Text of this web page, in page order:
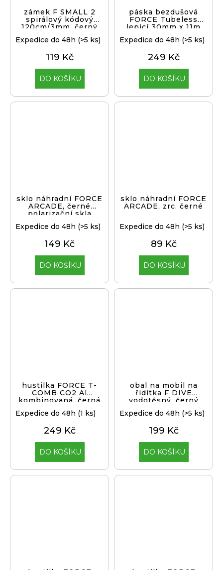
zámek F SMALL 2
spirálový kódový
120cm/3mm, černý
Expedice do 48h (>5 ks)
119 Kč
DO KOŠÍKU
páska bezdušová
FORCE Tubeless
lepicí 30mm x 11m
Expedice do 48h (>5 ks)
249 Kč
DO KOŠÍKU
sklo náhradní FORCE
ARCADE, černé
polarizační skla
Expedice do 48h (>5 ks)
149 Kč
DO KOŠÍKU
sklo náhradní FORCE
ARCADE, zrc. černé
Expedice do 48h (>5 ks)
89 Kč
DO KOŠÍKU
hustilka FORCE T-
COMB CO2 Al
kombinovaná, černá
Expedice do 48h (1 ks)
249 Kč
DO KOŠÍKU
obal na mobil na
řidítka F DIVE
vodotěsný, černý
Expedice do 48h (>5 ks)
199 Kč
DO KOŠÍKU